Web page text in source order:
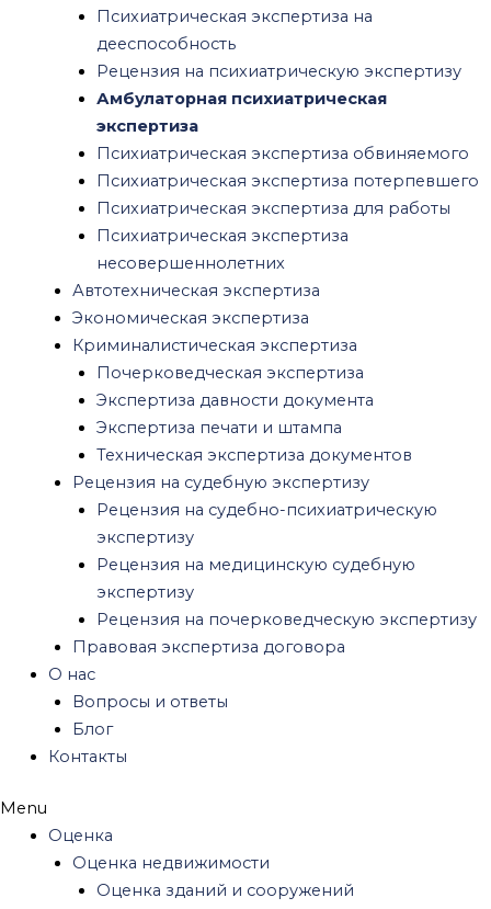
Психиатрическая экспертиза на
дееспособность
Рецензия на психиатрическую экспертизу
Амбулаторная психиатрическая
экспертиза
Психиатрическая экспертиза обвиняемого
Психиатрическая экспертиза потерпевшего
Психиатрическая экспертиза для работы
Психиатрическая экспертиза
несовершеннолетних
Автотехническая экспертиза
Экономическая экспертиза
Криминалистическая экспертиза
Почерковедческая экспертиза
Экспертиза давности документа
Экспертиза печати и штампа
Техническая экспертиза документов
Рецензия на судебную экспертизу
Рецензия на судебно-психиатрическую
экспертизу
Рецензия на медицинскую судебную
экспертизу
Рецензия на почерковедческую экспертизу
Правовая экспертиза договора
О нас
Вопросы и ответы
Блог
Контакты
Menu
Оценка
Оценка недвижимости
Оценка зданий и сооружений
экспертизу
Рецензия на медицинскую судебную
экспертизу
Рецензия на почерковедческую экспертизу
Правовая экспертиза договора
О нас
Вопросы и ответы
Блог
Контакты
Оценка
Оценка недвижимости
Оценка зданий и сооружений
Оценка коммерческой недвижимости
Оценка земельного участка
Оценка недостроя
Оценка стоимости квартиры
Оценка стоимости аренды
Оценка бизнеса
Оценка активов
Оценка текущих активов